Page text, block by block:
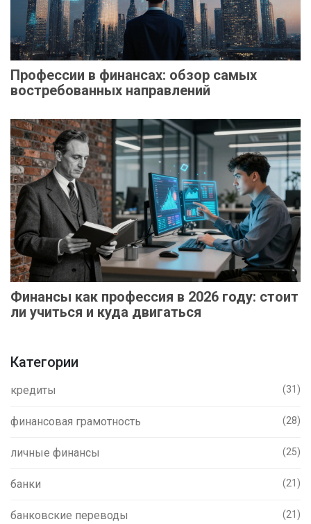
Профессии в финансах: обзор самых
востребованных направлений
Финансы как профессия в 2026 году: стоит
ли учиться и куда двигаться
Категории
кредиты (31)
финансовая грамотность (28)
личные финансы (25)
банки (21)
банковские переводы (21)